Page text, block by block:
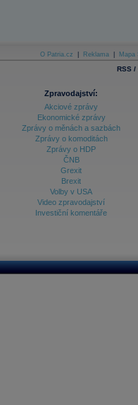
Archiv - Měsíční makroekonomické přehledy
Archiv - Vývoj české koruny
Archiv analýz - Makroukazatele
Ceny průmyslových výrobců - Data a prognózy
Ceny průmyslových výrobců - Graf (ČR)
Ceny průmyslových výrobců - Kalendář (ČR)
Ceny průmyslových výrobců - Zpravodajství
Databanka - Ceny
O Patria.cz Reklama Mapa
RSS /
Zpravodajství:
Akciové zprávy
Ekonomické zprávy
Zprávy o měnách a sazbách
Zprávy o komoditách
Zprávy o HDP
ČNB
Grexit
Brexit
Volby v USA
Video zpravodajství
Investiční komentáře